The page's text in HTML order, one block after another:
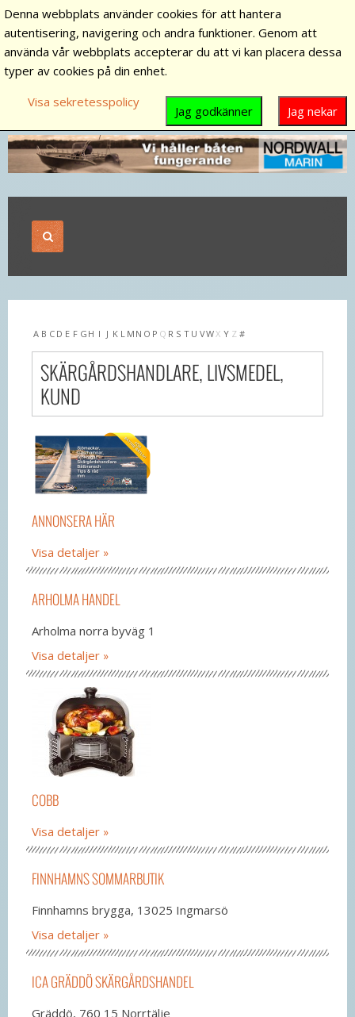
A B C D E F G H I J K L M N O P Q R S T U VWX Y Z #
SKÄRGÅRDSHANDLARE, LIVSMEDEL,
KUND
ANNONSERA HÄR
Visa detaljer
ARHOLMA HANDEL
Arholma norra byväg 1
Visa detaljer
COBB
Visa detaljer
FINNHAMNS SOMMARBUTIK
Finnhamns brygga, 13025 Ingmarsö
Visa detaljer
ICA GRÄDDÖ SKÄRGÅRDSHANDEL
Gräddö, 760 15 Norrtälje
Denna webbplats använder cookies för att hantera
autentisering, navigering och andra funktioner. Genom att
använda vår webbplats accepterar du att vi kan placera dessa
typer av cookies på din enhet.
Visa sekretesspolicy
Jag nekar
Jag godkänner